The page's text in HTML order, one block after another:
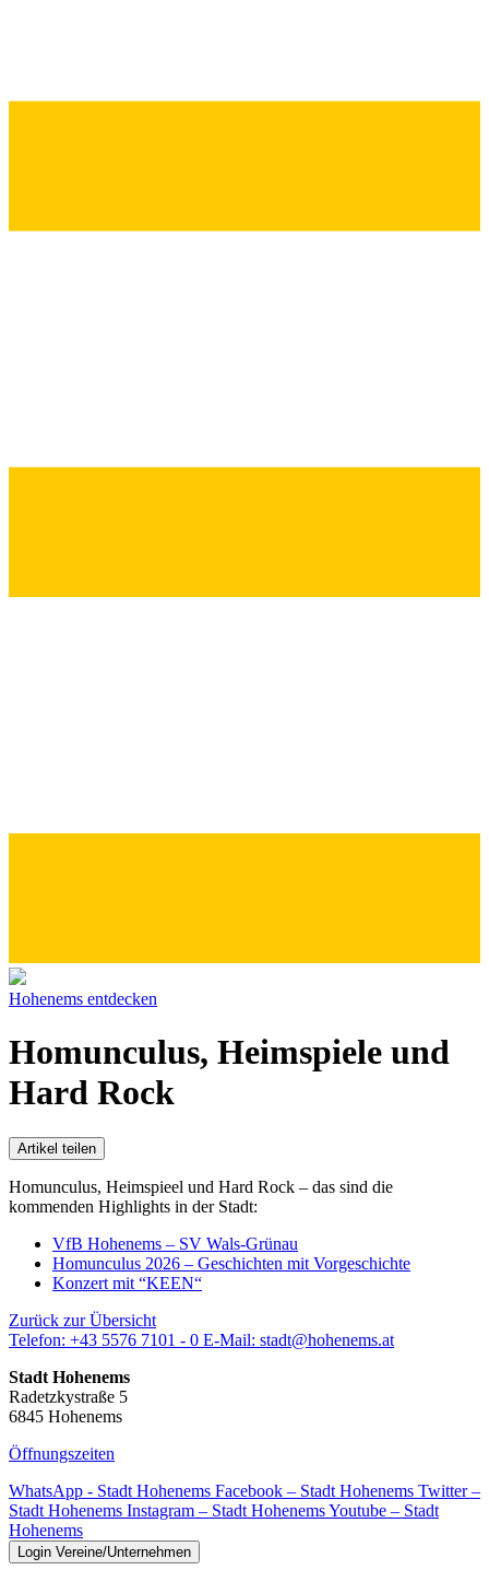
Hohenems entdecken
Homunculus, Heimspiele und
Hard Rock
Artikel teilen
Homunculus, Heimspieel und Hard Rock – das sind die
kommenden Highlights in der Stadt:
VfB Hohenems – SV Wals-Grünau
Homunculus 2026 – Geschichten mit Vorgeschichte
Konzert mit “KEEN“
Zurück zur Übersicht
Telefon: +43 5576 7101 - 0 E-Mail: stadt@hohenems.at
Stadt Hohenems
Radetzkystraße 5
6845 Hohenems
Öffnungszeiten
WhatsApp - Stadt Hohenems Facebook – Stadt Hohenems Twitter –
Stadt Hohenems Instagram – Stadt HohenemsYoutube – Stadt
Hohenems
Login Vereine/Unternehmen